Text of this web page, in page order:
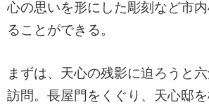
心の思いを形にした彫刻など市
ることができる。
まずは、天心の残影に迫ろうと
訪問。長屋門をくぐり、天心邸を